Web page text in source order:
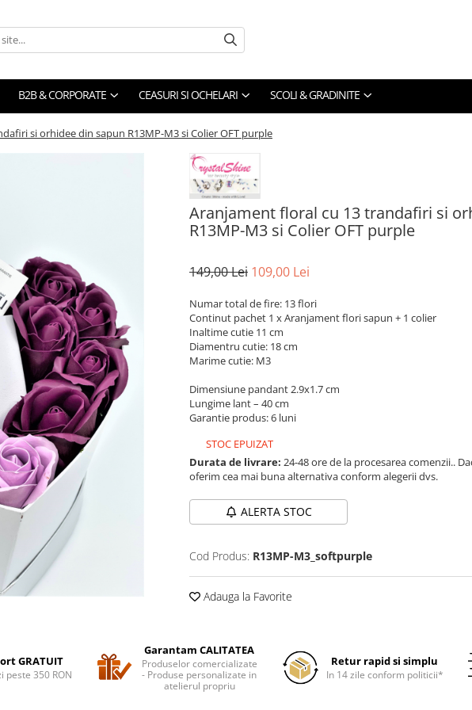
B2B & CORPORATE CEASURI SI OCHELARI SCOLI & GRADINITE
si orhidee din sapun R13MP-M3 si Colier OFT purple
Aranjament floral cu 13 trandafiri si
R13MP-M3 si Colier OFT purple
149,00 Lei 109,00 Lei
Numar total de fire: 13 flori
Continut pachet 1 x Aranjament flori sapun + 1 colier
Inaltime cutie 11 cm
Diamentru cutie: 18 cm
Marime cutie: M3
Dimensiune pandant 2.9x1.7 cm
Lungime lant – 40 cm
Garantie produs: 6 luni
STOC EPUIZAT
Durata de livrare: 24-48 ore de la procesarea comenzii..
oferim cea mai buna alternativa conform alegerii dvs.
ALERTA STOC
Cod Produs: R13MP-M3_softpurple
Adauga la Favorite
GRATUIT
peste 350 RON
Garantam CALITATEA
Produselor comercializate
- Produse personalizate in
atelierul propriu
Retur rapid si simplu
In 14 zile conform politicii*